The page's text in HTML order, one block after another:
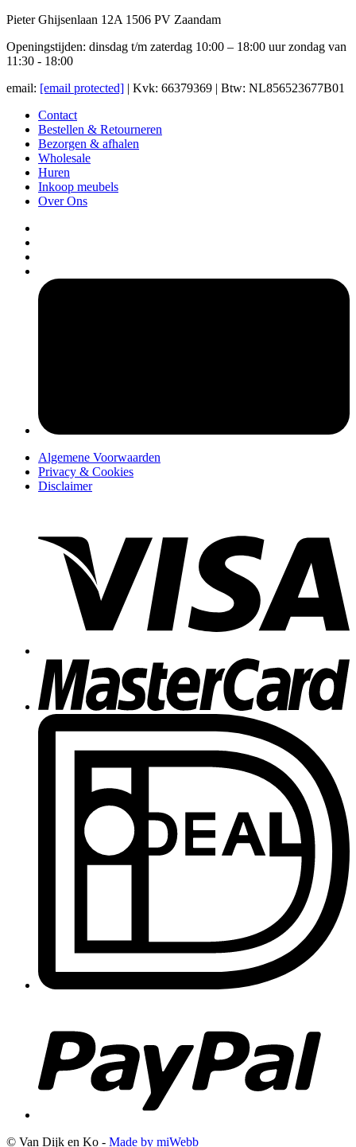
Pieter Ghijsenlaan 12A 1506 PV Zaandam
Openingstijden: dinsdag t/m zaterdag 10:00 – 18:00 uur zondag van
11:30 - 18:00
email: [email protected] | Kvk: 66379369 | Btw: NL856523677B01
Contact
Bestellen & Retourneren
Bezorgen & afhalen
Wholesale
Huren
Inkoop meubels
Over Ons
Algemene Voorwaarden
Privacy & Cookies
Disclaimer
© Van Dijk en Ko - Made by miWebb